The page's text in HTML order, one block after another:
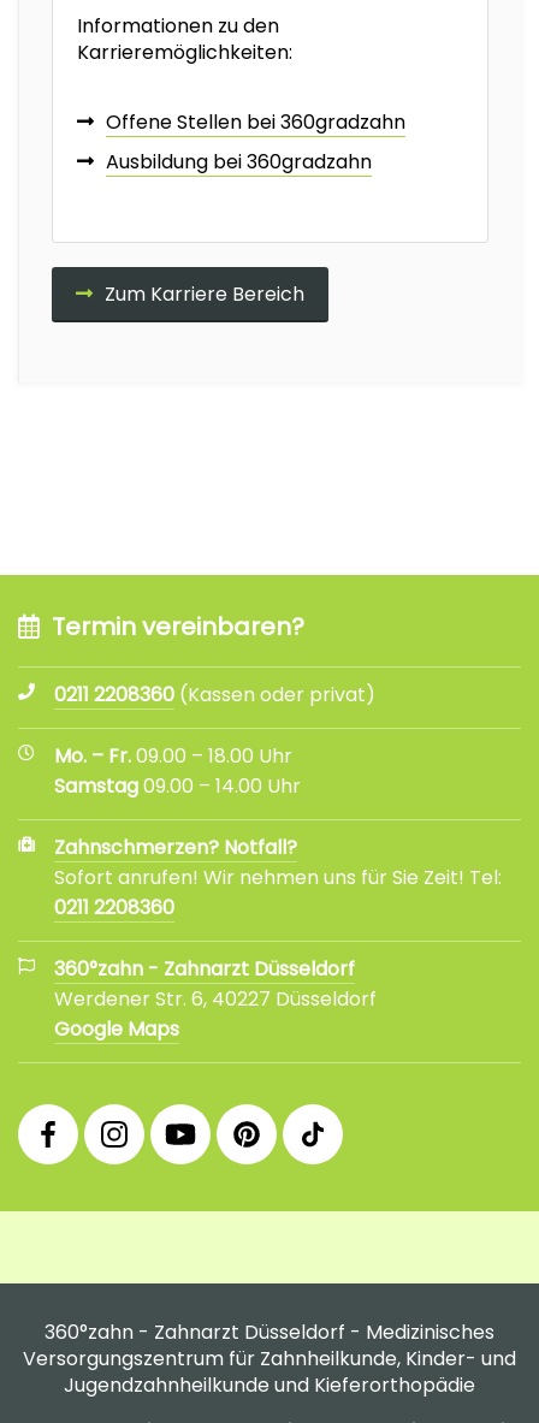
Informationen zu den
Karrieremöglichkeiten:
Offene Stellen bei 360gradzahn
Ausbildung bei 360gradzahn
Zum Karriere Bereich
Termin vereinbaren?
0211 2208360 (Kassen oder privat)
Mo. – Fr.09.00 – 18.00 Uhr
Samstag09.00 – 14.00 Uhr
Zahnschmerzen? Notfall?
Sofort anrufen! Wir nehmen uns für Sie Zeit! Tel:
0211 2208360
360°zahn - Zahnarzt Düsseldorf
Werdener Str. 6, 40227 Düsseldorf
Google Maps
360°
Facebook
Fanpage
360°
Instagram
Praxis
360°
YouTube
Channel
360°
Pinterest
Profil
360°
tiktok
Profil
360°zahn - Zahnarzt Düsseldorf - Medizinisches
Versorgungszentrum für Zahnheilkunde, Kinder- und
Jugendzahnheilkunde und Kieferorthopädie